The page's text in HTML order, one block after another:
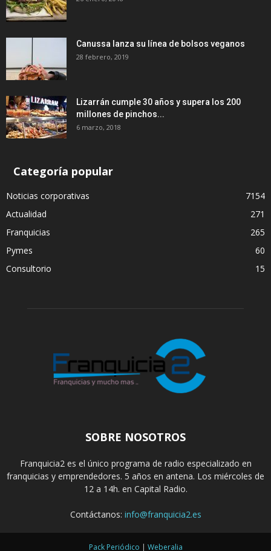
Canussa lanza su línea de bolsos veganos
28 febrero, 2019
Lizarrán cumple 30 años y supera los 200
millones de pinchos...
6 marzo, 2018
Categoría popular
Noticias corporativas
7154
Actualidad
271
Franquicias
265
Pymes
60
Consultorio
15
SOBRE NOSOTROS
Franquicia2 es el único programa de radio especializado en
franquicias y emprendedores. 5 años en antena. Los miércoles de
12 a 14h. en Capital Radio.
Contáctanos: info@franquicia2.es
Pack Periódico | Weberalia